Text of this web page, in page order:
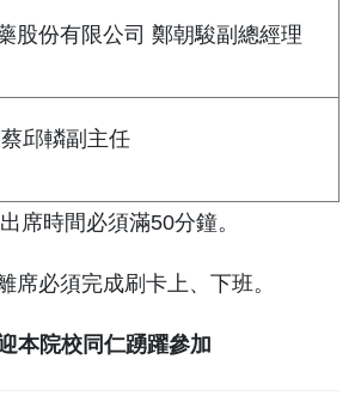
股份有限公司 鄭朝駿副總經理
邱轔副主任
席時間必須滿50分鐘。
須完成刷卡上、下班。
本院校同仁踴躍參加